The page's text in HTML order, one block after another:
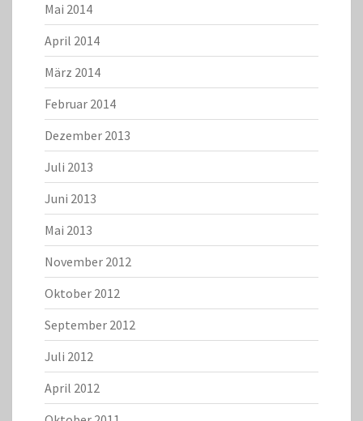
Mai 2014
April 2014
März 2014
Februar 2014
Dezember 2013
Juli 2013
Juni 2013
Mai 2013
November 2012
Oktober 2012
September 2012
Juli 2012
April 2012